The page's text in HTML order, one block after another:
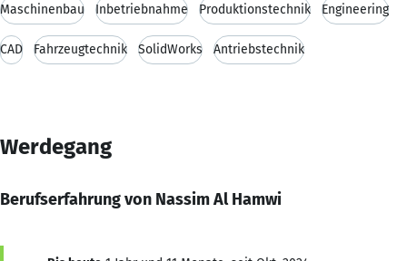
Maschinenbau Inbetriebnahme Produktionstechnik Engineering
CAD Fahrzeugtechnik SolidWorks Antriebstechnik
Werdegang
Berufserfahrung von Nassim Al Hamwi